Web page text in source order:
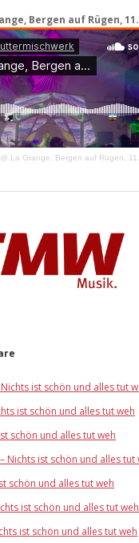
Bergen auf Rügen,
@ La Grange, Bergen auf Rügen,
Nichts ist schön und alles tut
ist schön und alles tut weh
schön und alles tut weh
Nichts ist schön und alles tut
schön und alles tut weh
ist schön und alles tut weh
ist schön und alles tut weh